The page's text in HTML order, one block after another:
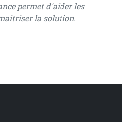
permet d'aider les
la solution.